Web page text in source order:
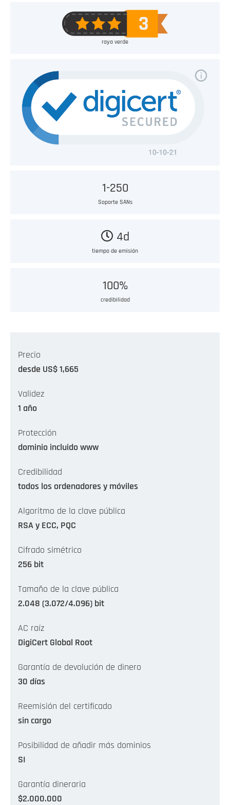
raya verde
1-250
Soporte SANs
4d
tiempo de emisión
100%
credibilidad
Precio
desde US$ 1,665
Validez
1 año
Protección
dominio incluido www
Credibilidad
todos los ordenadores y móviles
Algoritmo de la clave pública
RSA y ECC, PQC
Cifrado simétrico
256 bit
Tamaño de la clave pública
2.048 (3.072/4.096) bit
AC raíz
DigiCert Global Root
Garantía de devolución de dinero
30 días
Reemisión del certificado
sin cargo
Posibilidad de añadir más dominios
SI
Garantía dineraria
$2.000.000